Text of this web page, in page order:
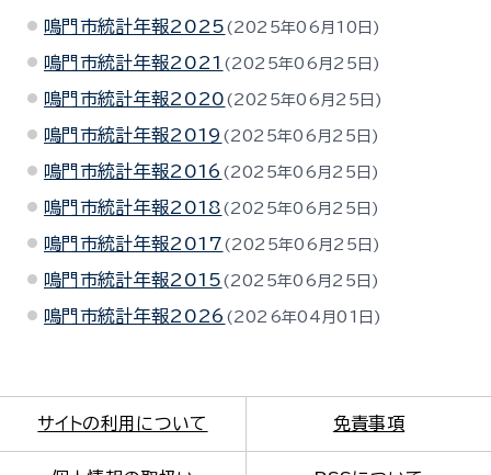
鳴門市統計年報2025 2025年06月10日
鳴門市統計年報2021 2025年06月25日
鳴門市統計年報2020 2025年06月25日
鳴門市統計年報2019 2025年06月25日
鳴門市統計年報2016 2025年06月25日
鳴門市統計年報2018 2025年06月25日
鳴門市統計年報2017 2025年06月25日
鳴門市統計年報2015 2025年06月25日
鳴門市統計年報2026 2026年04月01日
サイトの利用について 免責事項